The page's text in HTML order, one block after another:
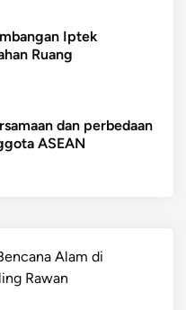
Iptek
Ruang
dan perbedaan
ASEAN
Alam di
Rawan